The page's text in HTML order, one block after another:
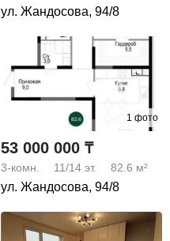
ул. Жандосова, 94/8
1 фото
53 000 000 ₸
3-комн. 11/14 эт. 82.6 м²
ул. Жандосова, 94/8